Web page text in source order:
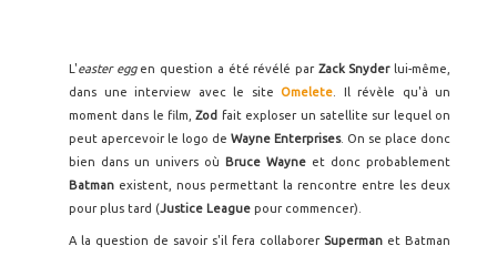
L'easter eggen question a été révélé par Zack Snyderlui-même,
dans une interview avec le site Omelete . Il révèle qu'à un
moment dans le film,Zod
fait exploser un satellite sur lequel on
peut apercevoir le logo de Wayne Enterprises. On se place donc
bien dans un univers où
Bruce Wayne et donc probablement
Batman existent, nous permettant la rencontre entre les deux
pour plus tard (Justice League pour commencer).
A la question de savoir s'il fera collaborer Superman et Batman